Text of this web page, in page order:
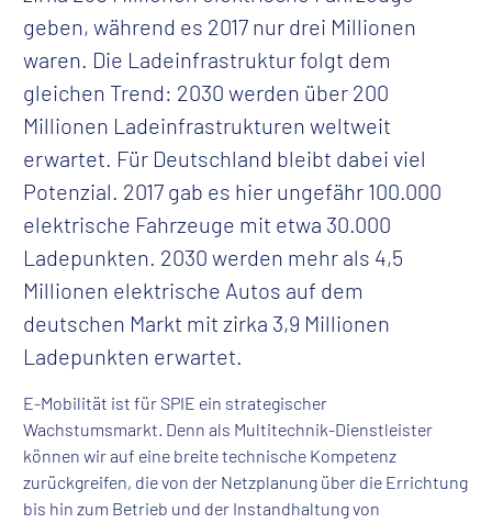
geben, während es 2017 nur drei Millionen
waren. Die Ladeinfrastruktur folgt dem
gleichen Trend: 2030 werden über 200
Millionen Ladeinfrastrukturen weltweit
erwartet. Für Deutschland bleibt dabei viel
Potenzial. 2017 gab es hier ungefähr 100.000
elektrische Fahrzeuge mit etwa 30.000
Ladepunkten. 2030 werden mehr als 4,5
Millionen elektrische Autos auf dem
deutschen Markt mit zirka 3,9 Millionen
Ladepunkten erwartet.
E-Mobilität ist für SPIE ein strategischer
Wachstumsmarkt. Denn als Multitechnik-Dienstleister
können wir auf eine breite technische Kompetenz
zurückgreifen, die von der Netzplanung über die Errichtung
bis hin zum Betrieb und der Instandhaltung von